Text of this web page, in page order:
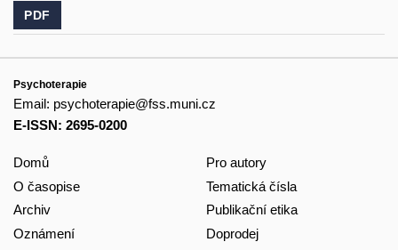
PDF
Psychoterapie
Email: psychoterapie@fss.muni.cz
E-ISSN: 2695-0200
Domů
O časopise
Archiv
Oznámení
Pro autory
Tematická čísla
Publikační etika
Doprodej